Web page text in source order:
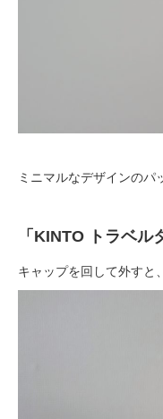
ミニマルなデザインのパ
「KINTO トラベ
キャップを回して外すと